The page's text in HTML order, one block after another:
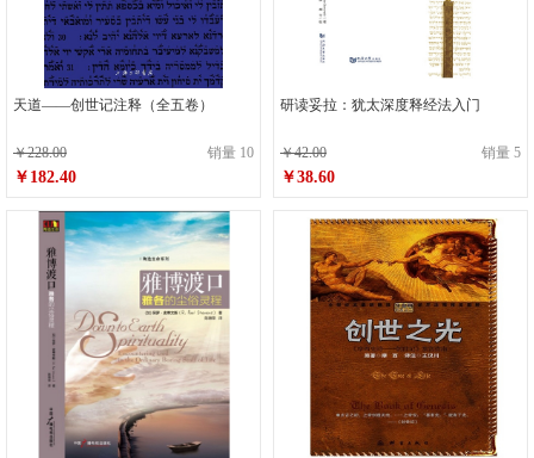
天道——创世记注释（全五卷）
￥228.00 销量 10
￥182.40
研读妥拉：犹太深度释经法入门
￥42.00 销量 5
￥38.60